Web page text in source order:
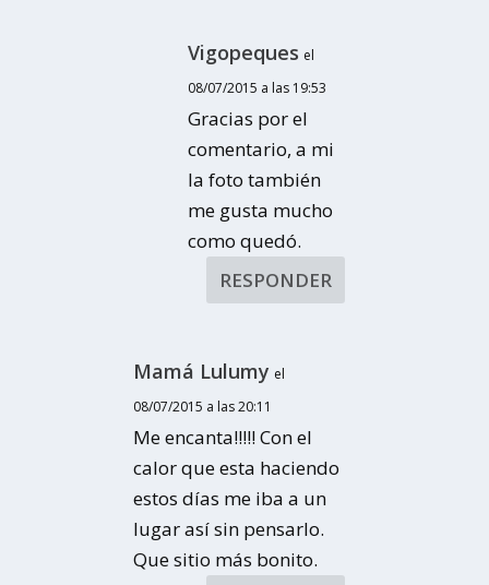
Vigopeques el
08/07/2015 a las 19:53
Gracias por el
comentario, a mi
la foto también
me gusta mucho
como quedó.
RESPONDER
Mamá Lulumy el
08/07/2015 a las 20:11
Me encanta!!!!! Con el
calor que esta haciendo
estos días me iba a un
lugar así sin pensarlo.
Que sitio más bonito.